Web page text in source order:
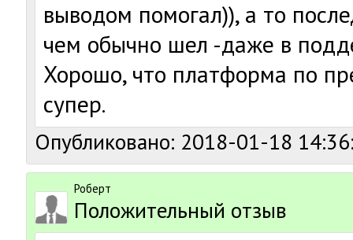
выводом помогал)), а то
чем обычно шел -даже в
Хорошо, что платформа по
супер.
Опубликовано: 2018-01-18
Роберт
Положительный отзыв